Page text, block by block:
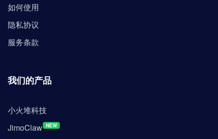
如何使用
隐私协议
服务条款
我们的产品
小火堆科技
JimoClaw NEW